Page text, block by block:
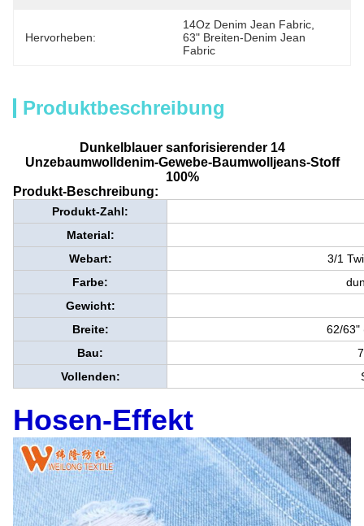
Hervorheben:
14Oz Denim Jean Fabric
63" Breiten-Denim Jean
Fabric
Produktbeschreibung
Dunkelblauer sanforisierender 14
Unzebaumwolldenim-Gewebe-Baumwolljeans-Stoff
100%
Produkt-Beschreibung:
Produkt-Zahl:
Material:
Webart:
3/1
Farbe:
Gewicht:
Breite:
62/63"
Bau:
Vollenden:
Hosen-Effekt